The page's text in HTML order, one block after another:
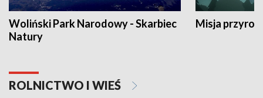
Woliński Park Narodowy - Skarbiec
Natury
Misja
ROLNICTWO I WIEŚ